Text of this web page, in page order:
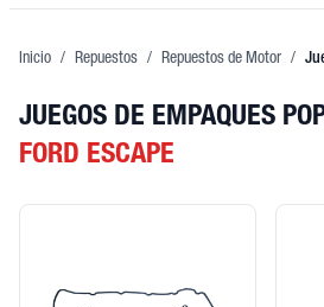
Inicio / Repuestos / Repuestos de Motor /
JUEGOS DE EMPAQUES
FORD ESCAPE